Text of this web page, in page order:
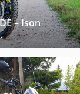
– Ison